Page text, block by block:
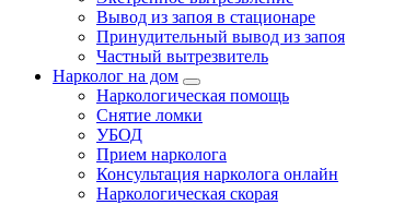
Вывод из запоя в стационаре
Принудительный вывод из запоя
Частный вытрезвитель
Нарколог на дом
Наркологическая помощь
Снятие ломки
УБОД
Прием нарколога
Консультация нарколога онлайн
Наркологическая скорая